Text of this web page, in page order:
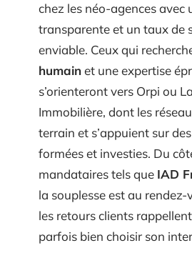
chez les néo-agences avec
transparente et un taux de
enviable. Ceux qui
humainet une expertise
s’orienteront vers Orpi ou
Immobilière, dont les
terrain et s’appuient sur
formées et investies. Du
mandataires tels que IAD
la souplesse est au rendez-
les retours clients
parfois bien choisir son